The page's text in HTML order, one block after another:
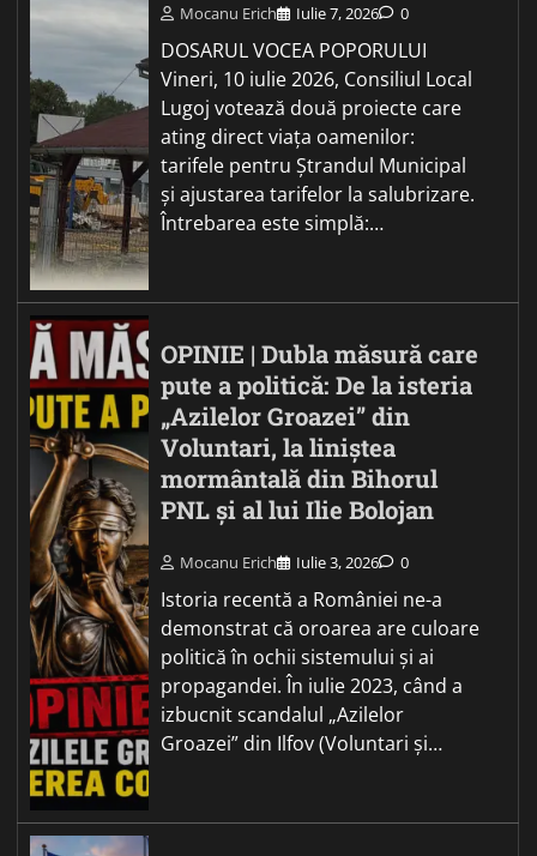
Mocanu Erich Iulie 7, 2026 0
DOSARUL VOCEA POPORULUI
Vineri, 10 iulie 2026, Consiliul Local
Lugoj votează două proiecte care
ating direct viața oamenilor:
tarifele pentru Ștrandul Municipal
și ajustarea tarifelor la salubrizare.
Întrebarea este simplă:…
OPINIE | Dubla măsură care
pute a politică: De la isteria
„Azilelor Groazei” din
Voluntari, la liniștea
mormântală din Bihorul
PNL și al lui Ilie Bolojan
Mocanu Erich Iulie 3, 2026 0
Istoria recentă a României ne-a
demonstrat că oroarea are culoare
politică în ochii sistemului și ai
propagandei. În iulie 2023, când a
izbucnit scandalul „Azilelor
Groazei” din Ilfov (Voluntari și…